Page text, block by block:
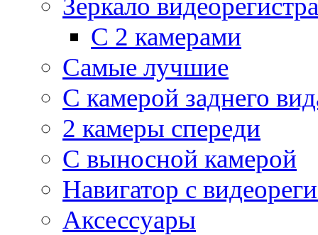
Зеркало
С 2 камерами
Самые лучшие
С камерой заднего
2 камеры спереди
С выносной камерой
Навигатор с
Аксессуары